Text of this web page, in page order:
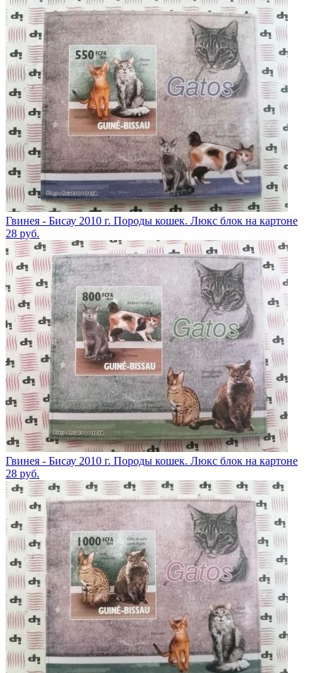
Гвинея - Бисау 2010 г. Породы кошек. Люкс блок на картоне
28 руб.
Гвинея - Бисау 2010 г. Породы кошек. Люкс блок на картоне
28 руб.